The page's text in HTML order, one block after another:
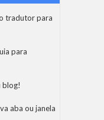
tradutor para
para
blog!
aba ou janela